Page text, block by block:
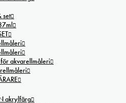
set
för akvarellmåleri
akrylfärg